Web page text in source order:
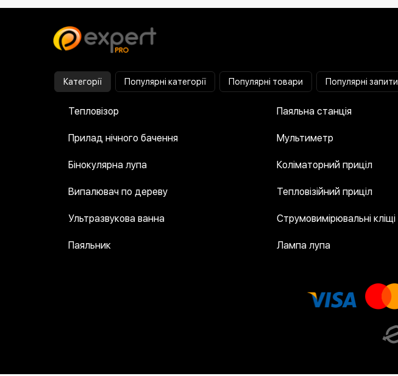
Категорії Популярні категорії Популярні товари Популярні запити
Тепловізор
Прилад нічного бачення
Бінокулярна лупа
Випалювач по дереву
Ультразвукова ванна
Паяльник
Паяльна станція
Мультиметр
Коліматорний приціл
Тепловізійний приціл
Струмовимірювальні кліщі
Лампа лупа